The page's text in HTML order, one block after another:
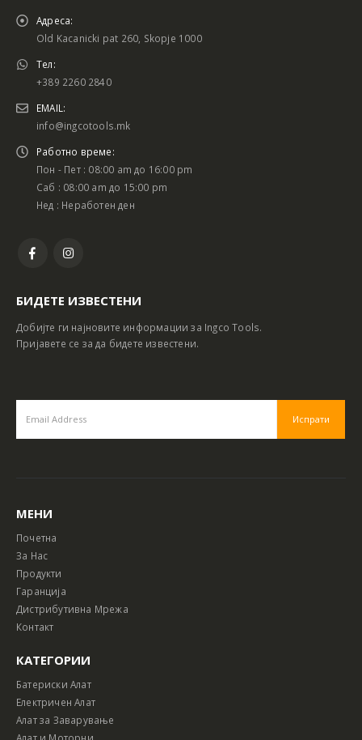
Адреса:
Old Kacanicki pat 260, Skopje 1000
Тел:
+389 2260 2840
EMAIL:
info@ingcotools.mk
Работно време:
Пон - Пет : 08:00 am до 16:00 pm
Саб : 08:00 am до 15:00 pm
Нед : Неработен ден
БИДЕТЕ ИЗВЕСТЕНИ
Добијте ги најновите информации за Ingco Tools.
Пријавете се за да бидете известени.
МЕНИ
Почетна
За Нас
Продукти
Гаранција
Дистрибутивна Мрежа
Контакт
КАТЕГОРИИ
Батериски Алат
Електричен Алат
Алат за Заварување